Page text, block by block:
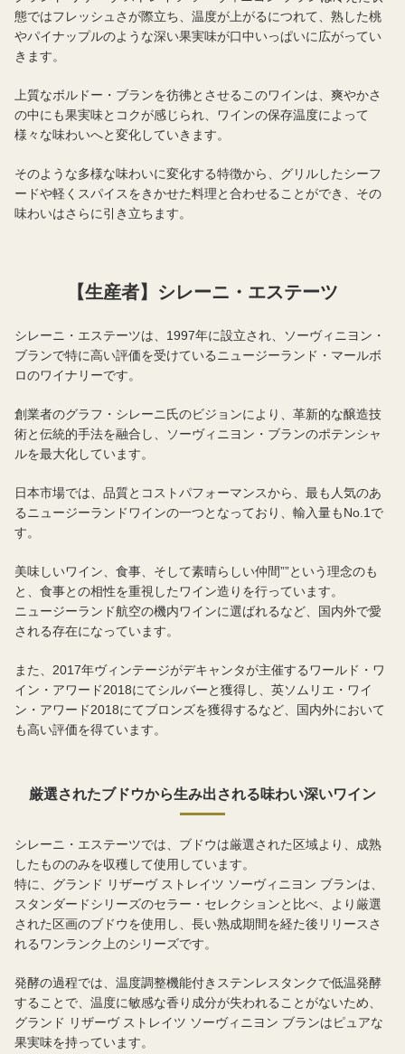
態ではフレッシュさが際立ち、温度が上がるにつれて、熟した桃
やパイナップルのような深い果実味が口中いっぱいに広がってい
きます。
上質なボルドー・ブランを彷彿とさせるこのワインは、爽やかさ
の中にも果実味とコクが感じられ、ワインの保存温度によって
様々な味わいへと変化していきます。
そのような多様な味わいに変化する特徴から、グリルしたシーフ
ードや軽くスパイスをきかせた料理と合わせることができ、その
味わいはさらに引き立ちます。
【生産者】シレーニ・エステーツ
シレーニ・エステーツは、1997年に設立され、ソーヴィニヨン・
ブランで特に高い評価を受けているニュージーランド・マールボ
ロのワイナリーです。
創業者のグラフ・シレーニ氏のビジョンにより、革新的な醸造技
術と伝統的手法を融合し、ソーヴィニヨン・ブランのポテンシャ
ルを最大化しています。
日本市場では、品質とコストパフォーマンスから、最も人気のあ
るニュージーランドワインの一つとなっており、輸入量もNo.1で
す。
美味しいワイン、食事、そして素晴らしい仲間””という理念のも
と、食事との相性を重視したワイン造りを行っています。
ニュージーランド航空の機内ワインに選ばれるなど、国内外で愛
される存在になっています。
また、2017年ヴィンテージがデキャンタが主催するワールド・ワ
イン・アワード2018にてシルバーと獲得し、英ソムリエ・ワイ
ン・アワード2018にてブロンズを獲得するなど、国内外において
も高い評価を得ています。
厳選されたブドウから生み出される味わい深いワイン
シレーニ・エステーツでは、ブドウは厳選された区域より、成熟
したもののみを収穫して使用しています。
特に、グランド リザーヴ ストレイツ ソーヴィニヨン ブランは、
スタンダードシリーズのセラー・セレクションと比べ、より厳選
された区画のブドウを使用し、長い熟成期間を経た後リリースさ
れるワンランク上のシリーズです。
発酵の過程では、温度調整機能付きステンレスタンクで低温発酵
することで、温度に敏感な香り成分が失われることがないため、
グランド リザーヴ ストレイツ ソーヴィニヨン ブランはピュアな
果実味を持っています。